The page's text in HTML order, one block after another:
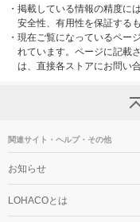
・ 掲載している情報の精度に
安全性、有用性を保証する
・ 現在ご覧になっているペー
れています。ページに記載
は、直接各ストアにお問い
関連サイト・ヘルプ・その他
お知らせ
LOHACOとは